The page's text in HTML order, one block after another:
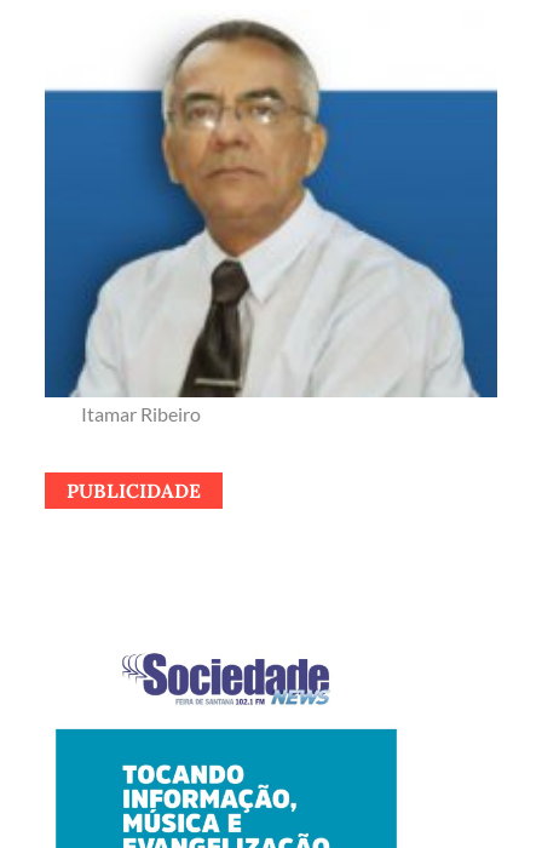
Itamar Ribeiro
PUBLICIDADE